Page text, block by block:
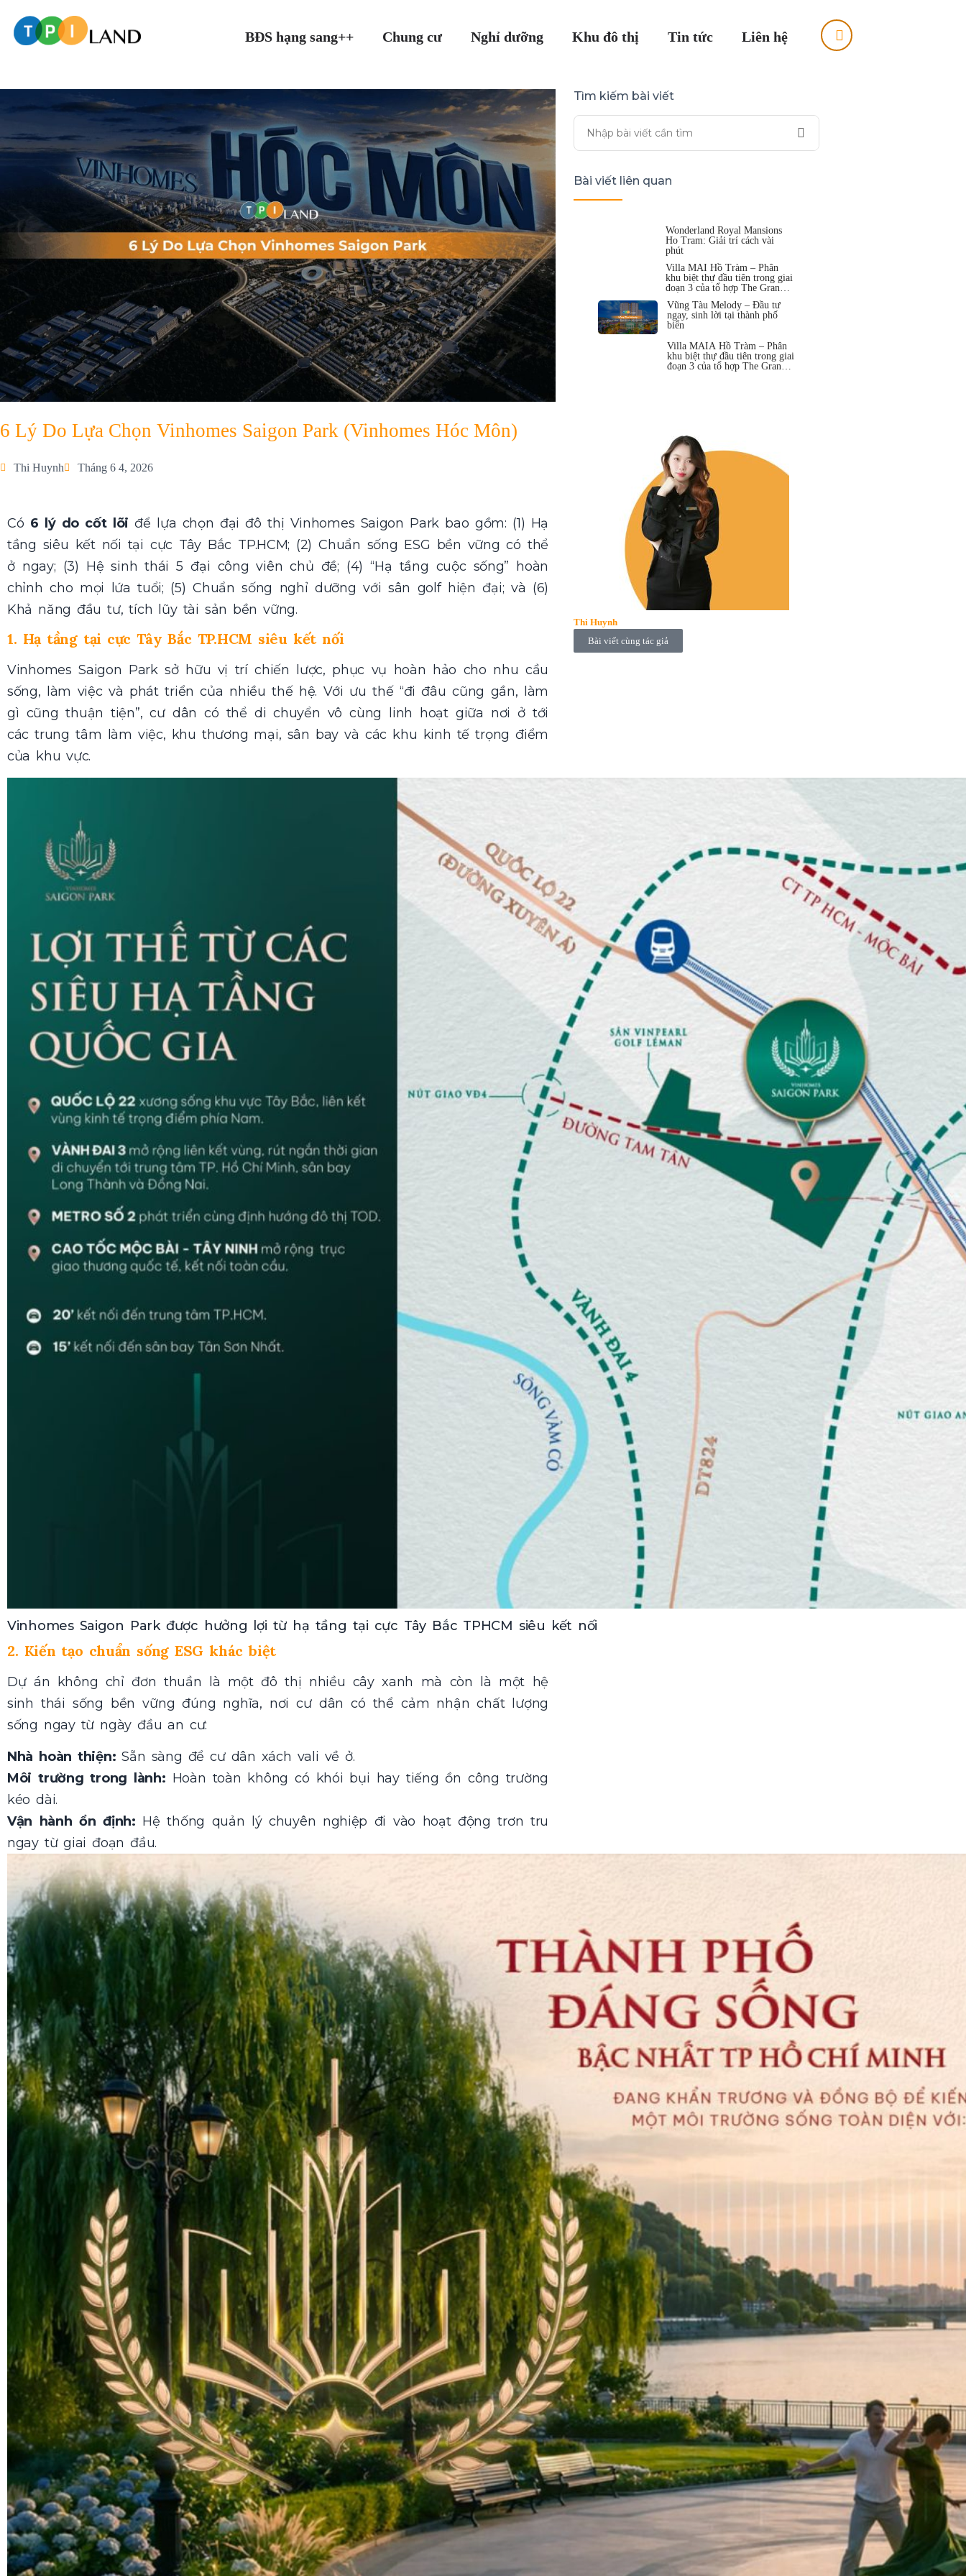
BĐS hạng sang++ Chung cư Nghỉ dưỡng Khu đô thị Tin tức Liên hệ
6 Lý Do Lựa Chọn Vinhomes Saigon Park (Vinhomes Hóc Môn)
Thi Huynh Tháng 6 4, 2026
Có 6 lý do cốt lõi để lựa chọn đại đô thị Vinhomes Saigon Park bao gồm: (1) Hạ
tầng siêu kết nối tại cực Tây Bắc TP.HCM; (2) Chuẩn sống ESG bền vững có thể
ở ngay; (3) Hệ sinh thái 5 đại công viên chủ đề; (4) “Hạ tầng cuộc sống” hoàn
chỉnh cho mọi lứa tuổi; (5) Chuẩn sống nghỉ dưỡng với sân golf hiện đại; và (6)
Khả năng đầu tư, tích lũy tài sản bền vững.
1. Hạ tầng tại cực Tây Bắc TP.HCM siêu kết nối
Vinhomes Saigon Park sở hữu vị trí chiến lược, phục vụ hoàn hảo cho nhu cầu
sống, làm việc và phát triển của nhiều thế hệ. Với ưu thế “đi đâu cũng gần, làm
gì cũng thuận tiện”, cư dân có thể di chuyển vô cùng linh hoạt giữa nơi ở tới
các trung tâm làm việc, khu thương mại, sân bay và các khu kinh tế trọng điểm
của khu vực.
Vinhomes Saigon Park được hưởng lợi từ hạ tầng tại cực Tây Bắc TPHCM siêu kết nối
2. Kiến tạo chuẩn sống ESG khác biệt
Dự án không chỉ đơn thuần là một đô thị nhiều cây xanh mà còn là một hệ
sinh thái sống bền vững đúng nghĩa, nơi cư dân có thể cảm nhận chất lượng
sống ngay từ ngày đầu an cư:
Nhà hoàn thiện: Sẵn sàng để cư dân xách vali về ở.
Môi trường trong lành: Hoàn toàn không có khói bụi hay tiếng ồn công trường
kéo dài.
Vận hành ổn định: Hệ thống quản lý chuyên nghiệp đi vào hoạt động trơn tru
ngay từ giai đoạn đầu.
Tìm kiếm bài viết
Bài viết liên quan
Wonderland Royal Mansions
Ho Tram: Giải trí cách vài
phút
Villa MAI Hồ Tràm – Phân
khu biệt thự đầu tiên trong giai
đoạn 3 của tổ hợp The Grand
Vũng Tàu Melody – Đầu tư
ngay, sinh lời tại thành phố
biển
Villa MAIA Hồ Tràm – Phân
khu biệt thự đầu tiên trong giai
đoạn 3 của tổ hợp The Grand
Thi Huynh
Bài viết cùng tác giả